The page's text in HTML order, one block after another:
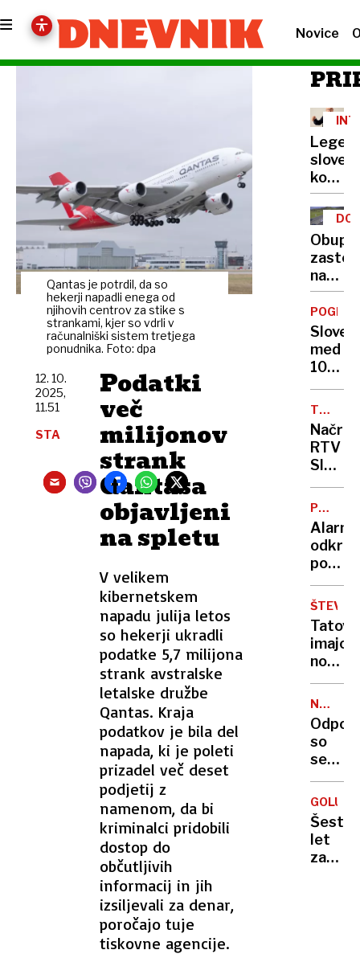
Novice
Qantas je potrdil, da so
hekerji napadli enega od
njihovih centrov za stike s
strankami, kjer so vdrli v
računalniški sistem tretjega
ponudnika. Foto: dpa
Podatki
več
milijonov
strank
Qantasa
objavljeni
na spletu
V velikem
kibernetskem
napadu julija letos
so hekerji ukradli
podatke 5,7 milijona
strank avstralske
letalske družbe
Qantas. Kraja
podatkov je bila del
napada, ki je poleti
prizadel več deset
podjetij z
namenom, da bi
kriminalci pridobili
dostop do
občutljivih
informacij in jih
izsiljevali za denar,
poročajo tuje
tiskovne agencije.
12. 10.
2025,
11.51
STA
moči:
Peška
o
tem,
kdo
zastoj
na
že
30
tudi
med
10
na
svetu
za
sanje
ali
past?
TV
TE
GLEDA
Načrt
RTV
manj
več
vsebin
in
kanal
pod
izteka
metan
Tatovi
imajo
nove
tarče.
ali je
tudi
vaš
avto
med
njimi
so
in
piloti:
letalo
z
220
potniki
Šest
let
zapora